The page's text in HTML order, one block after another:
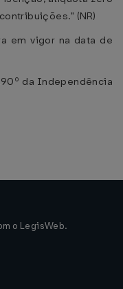
(NR)
em vigor na data de
da Independência
o LegisWeb.